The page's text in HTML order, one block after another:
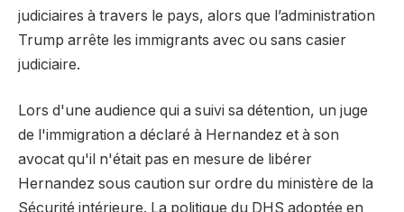
judiciaires à travers le pays, alors que l’administration
Trump arrête les immigrants avec ou sans casier
judiciaire.
Lors d'une audience qui a suivi sa détention, un juge
de l'immigration a déclaré à Hernandez et à son
avocat qu'il n'était pas en mesure de libérer
Hernandez sous caution sur ordre du ministère de la
Sécurité intérieure. La politique du DHS adoptée en